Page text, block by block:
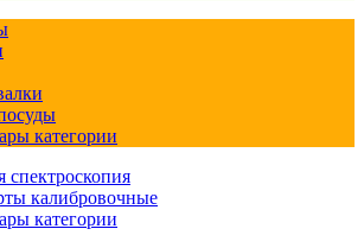
категории
спектроскопия
калибровочные
категории